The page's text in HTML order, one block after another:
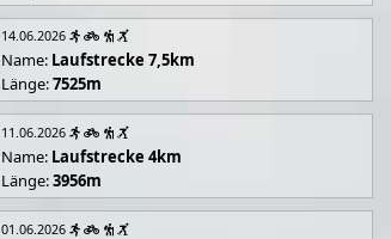
14.06.2026
Name: Laufstrecke 7,5km
Länge:7525m
11.06.2026
Name: Laufstrecke 4km
Länge:3956m
01.06.2026